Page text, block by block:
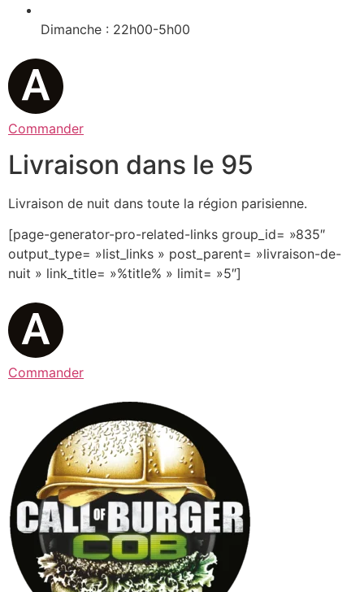
Dimanche : 22h00-5h00
Commander
Livraison dans le 95
Livraison de nuit dans toute la région parisienne.
[page-generator-pro-related-links group_id= »835″
output_type= »list_links » post_parent= »livraison-de-
nuit » link_title= »%title% » limit= »5″]
Commander